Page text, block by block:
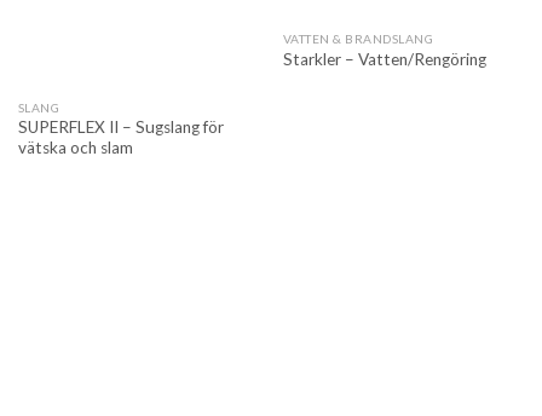
SLANG
SUPERFLEX II – Sugslang för
vätska och slam
VATTEN & BRANDSLANG
Starkler – Vatten/Rengöring